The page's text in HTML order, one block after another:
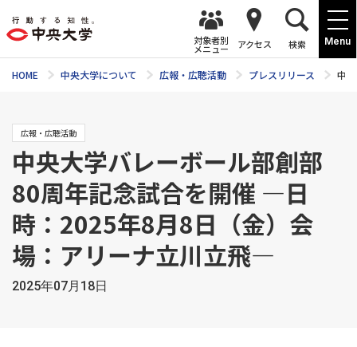
Menu
対象者別
メニュー アクセス 検索
HOME 中央大学について 広報・広聴活動 プレスリリース 中
広報・広聴活動
中央大学バレーボール部創部
80周年記念試合を開催 ―日
時：2025年8月8日（金）会
場：アリーナ立川立飛―
2025年07月18日